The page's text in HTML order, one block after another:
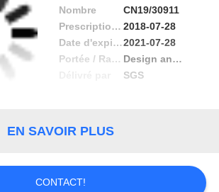
Nombre
CN19/30911
Prescription Date 2018-07-28
Date d'expiration2021-07-28
Portée / Range
Design and manufacturing digital photo frames, tablets, personal computers
SGS
EN SAVOIR PLUS
CONTACT!